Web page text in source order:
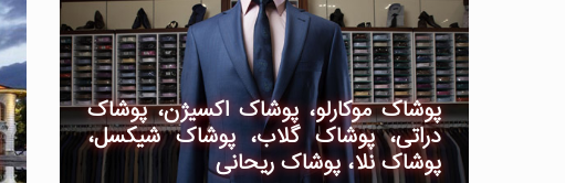
پوشاک موکارلو، پوشاک اکسیژن، پوشاک
دراتی، پوشاک گلاب، پوشاک شیکسل،
پوشاک نلا، پوشاک ریحانی